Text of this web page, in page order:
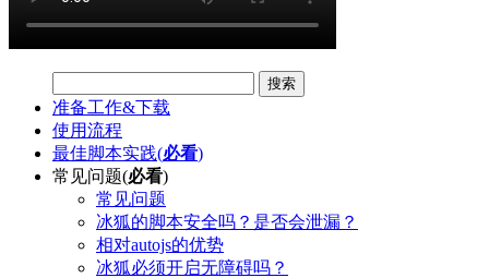
搜索
准备工作&下载
使用流程
最佳脚本实践(必看)
常见问题(必看)
常见问题
冰狐的脚本安全吗？是否会泄漏？
相对autojs的优势
冰狐必须开启无障碍吗？